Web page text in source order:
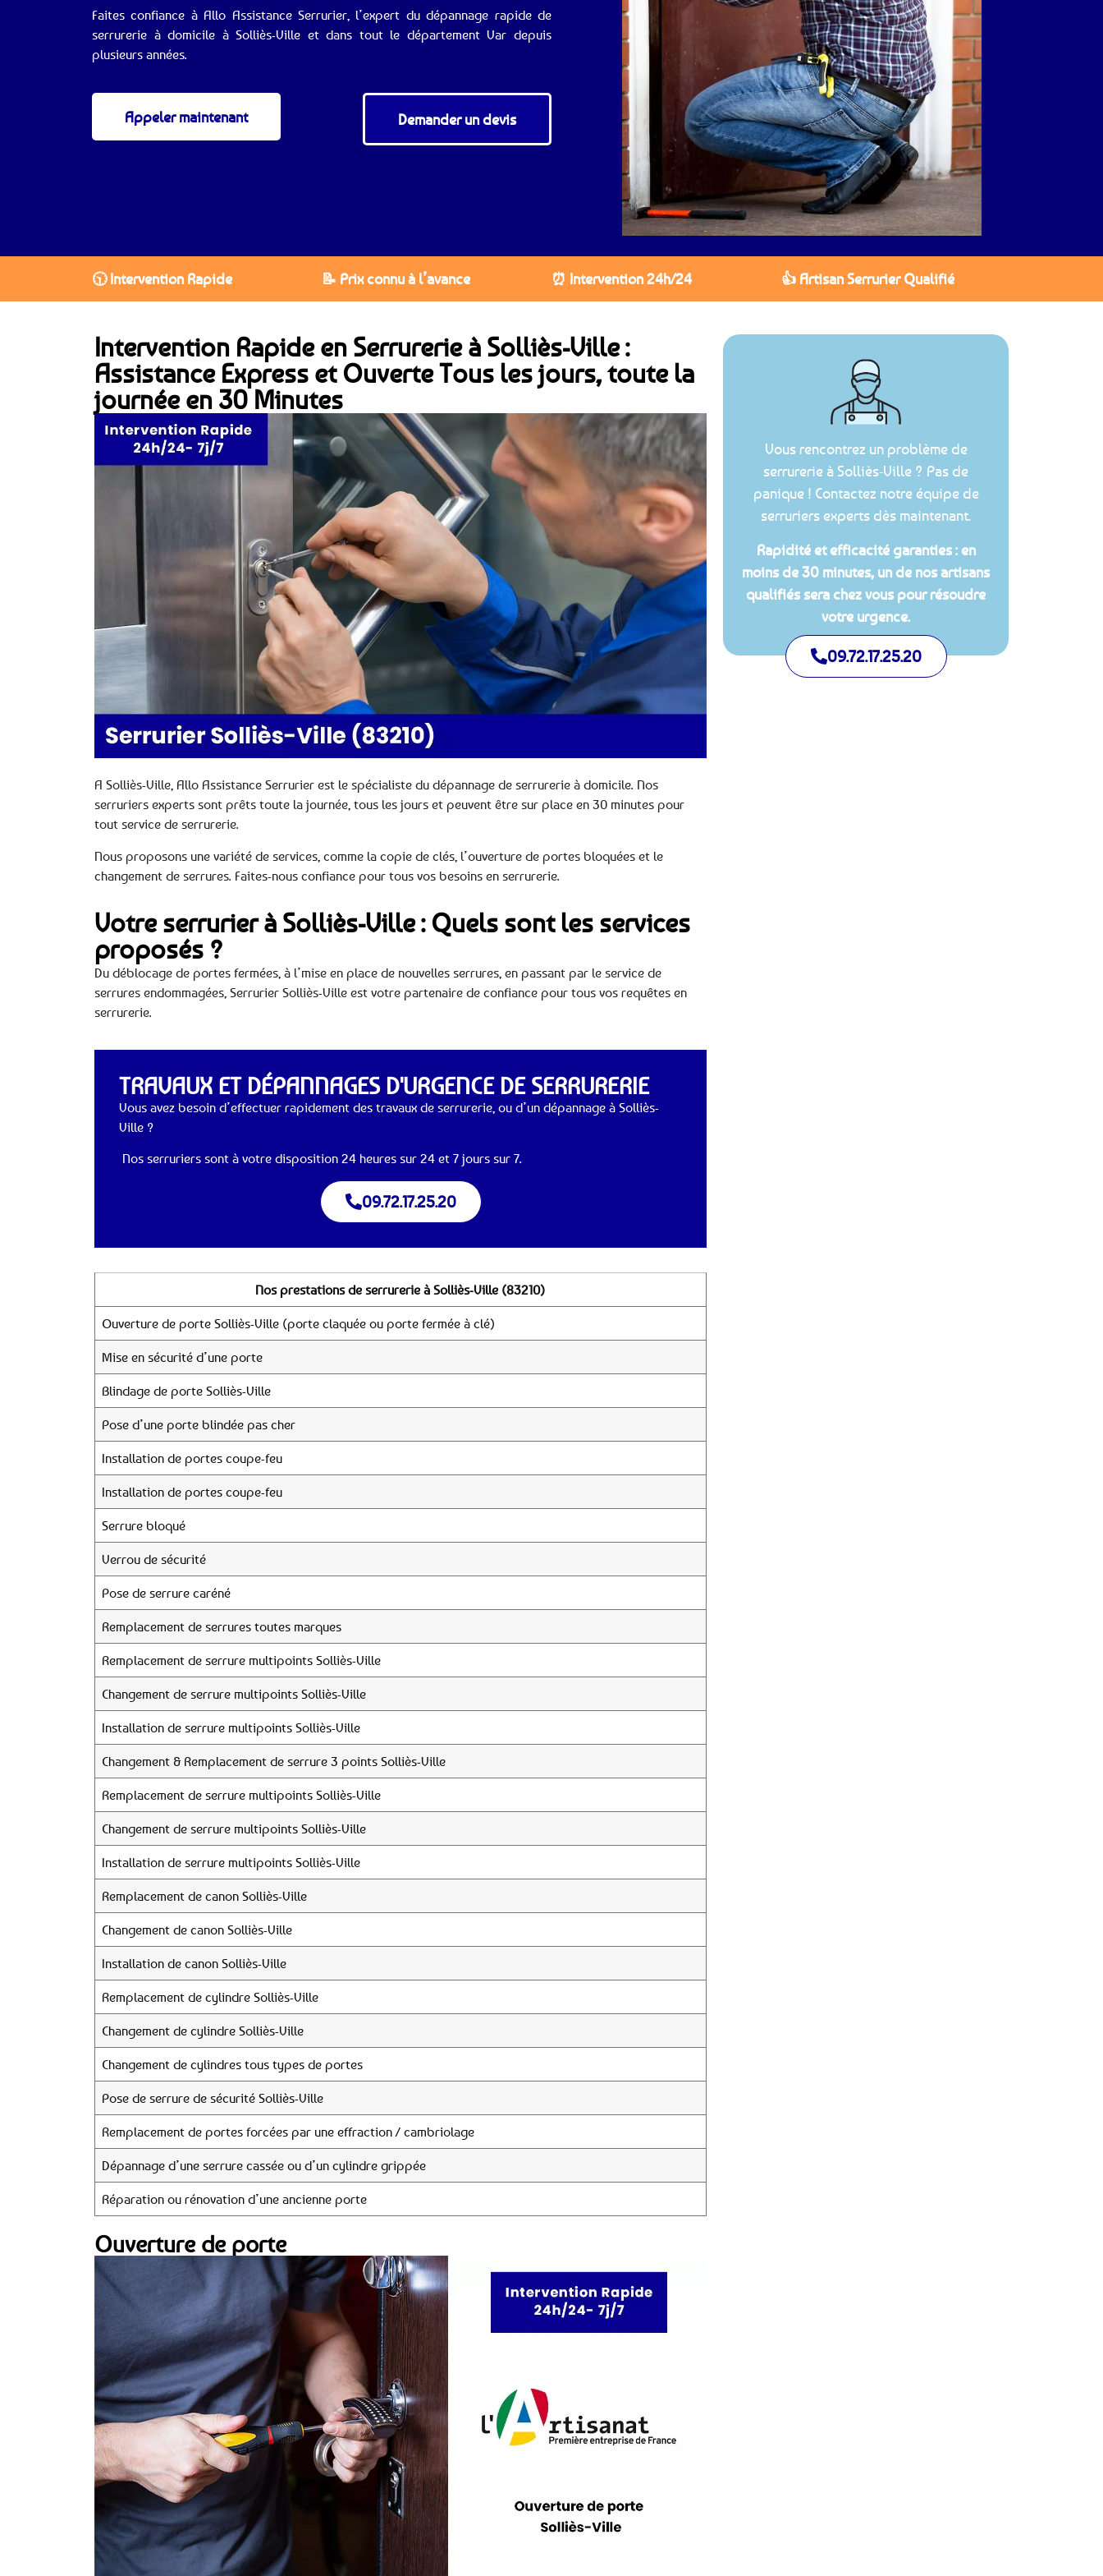
Faites confiance à Allo Assistance Serrurier, l’expert du dépannage rapide de
serrurerie à domicile à Solliès-Ville et dans tout le département Var depuis
plusieurs années.
Appeler maintenant Demander un devis
🕥 Intervention Rapide 📝 Prix connu à l’avance ⏰ Intervention 24h/24 👍 Artisan Serrurier Qualifié
Intervention Rapide en Serrurerie à Solliès-Ville :
Assistance Express et Ouverte Tous les jours, toute la
journée en 30 Minutes
A Solliès-Ville, Allo Assistance Serrurier est le spécialiste du dépannage de serrurerie à domicile. Nos
serruriers experts sont prêts toute la journée, tous les jours et peuvent être sur place en 30 minutes pour
tout service de serrurerie.
Nous proposons une variété de services, comme la copie de clés, l’ouverture de portes bloquées et le
changement de serrures. Faites-nous confiance pour tous vos besoins en serrurerie.
Votre serrurier à Solliès-Ville : Quels sont les services
proposés ?
Du déblocage de portes fermées, à l’mise en place de nouvelles serrures, en passant par le service de
serrures endommagées, Serrurier Solliès-Ville est votre partenaire de confiance pour tous vos requêtes en
serrurerie.
TRAVAUX ET DÉPANNAGES D'URGENCE DE SERRURERIE
Vous avez besoin d’effectuer rapidement des travaux de serrurerie, ou d’un dépannage à Solliès-
Ville ?
Nos serruriers sont à votre disposition 24 heures sur 24 et 7 jours sur 7.
09.72.17.25.20
Nos prestations de serrurerie à Solliès-Ville (83210)
Ouverture de porte Solliès-Ville (porte claquée ou porte fermée à clé)
Mise en sécurité d’une porte
Blindage de porte Solliès-Ville
Pose d’une porte blindée pas cher
Installation de portes coupe-feu
Installation de portes coupe-feu
Serrure bloqué
Verrou de sécurité
Pose de serrure caréné
Remplacement de serrures toutes marques
Remplacement de serrure multipoints Solliès-Ville
Changement de serrure multipoints Solliès-Ville
Installation de serrure multipoints Solliès-Ville
Changement & Remplacement de serrure 3 points Solliès-Ville
Remplacement de serrure multipoints Solliès-Ville
Changement de serrure multipoints Solliès-Ville
Installation de serrure multipoints Solliès-Ville
Remplacement de canon Solliès-Ville
Changement de canon Solliès-Ville
Installation de canon Solliès-Ville
Remplacement de cylindre Solliès-Ville
Changement de cylindre Solliès-Ville
Changement de cylindres tous types de portes
Pose de serrure de sécurité Solliès-Ville
Remplacement de portes forcées par une effraction / cambriolage
Dépannage d’une serrure cassée ou d’un cylindre grippée
Réparation ou rénovation d’une ancienne porte
Ouverture de porte
Vous rencontrez un problème de
serrurerie à Solliès-Ville ? Pas de
panique ! Contactez notre équipe de
serruriers experts dès maintenant.
Rapidité et efficacité garanties : en
moins de 30 minutes, un de nos artisans
qualifiés sera chez vous pour résoudre
votre urgence.
09.72.17.25.20